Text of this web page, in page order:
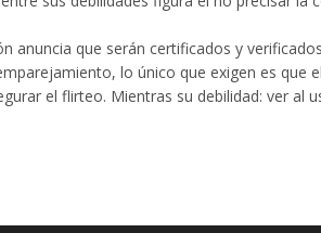
anuncia que serán certificados y
lo único que exigen es que
el flirteo. Mientras su debilidad: ver al